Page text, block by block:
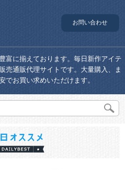
お問い合わせ
富に揃えております。毎日新作アイテ
売通販代理サイトです。大量購入、ま
でお買い求めいただけます。